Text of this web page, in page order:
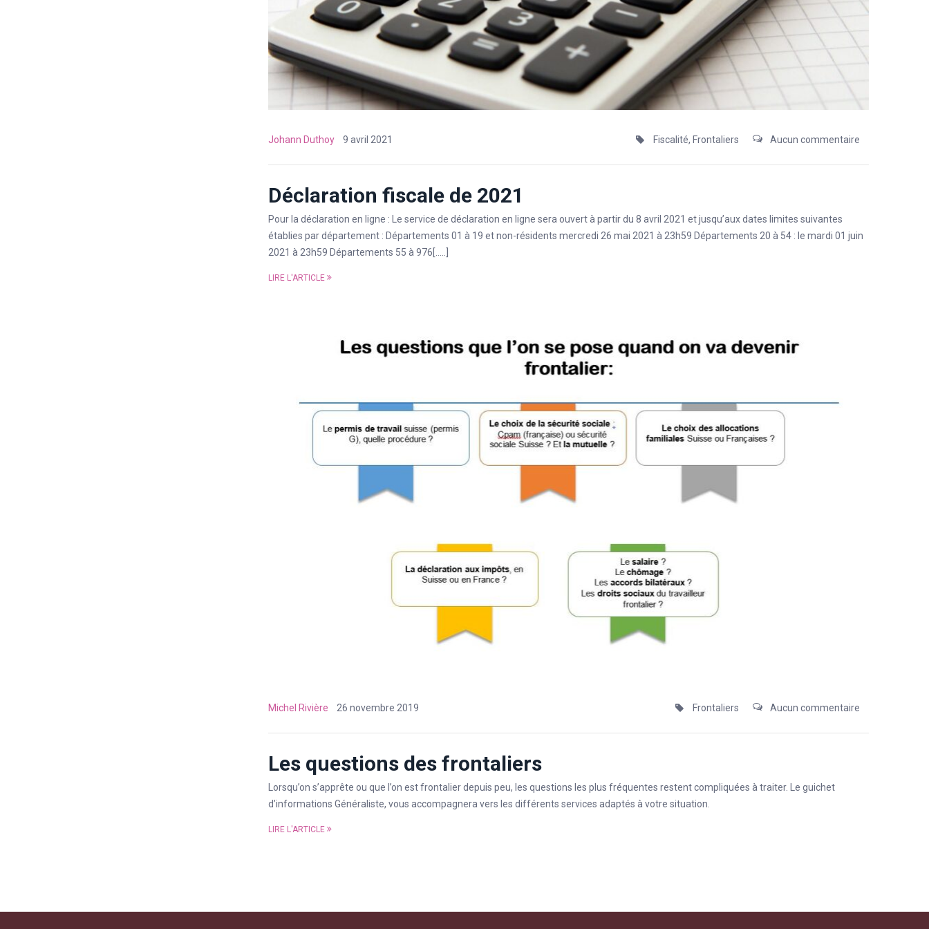
Johann Duthoy 9 avril 2021 Fiscalité, Frontaliers Aucun commentaire
Déclaration fiscale de 2021
Pour la déclaration en ligne : Le service de déclaration en ligne sera ouvert à partir du 8 avril 2021 et jusqu’aux dates limites suivantes
établies par département : Départements 01 à 19 et non-résidents mercredi 26 mai 2021 à 23h59 Départements 20 à 54 : le mardi 01 juin
2021 à 23h59 Départements 55 à 976[…..]
LIRE L'ARTICLE
Michel Rivière 26 novembre 2019 Frontaliers Aucun commentaire
Les questions des frontaliers
Lorsqu’on s’apprête ou que l’on est frontalier depuis peu, les questions les plus fréquentes restent compliquées à traiter. Le guichet
d’informations Généraliste, vous accompagnera vers les différents services adaptés à votre situation.
LIRE L'ARTICLE